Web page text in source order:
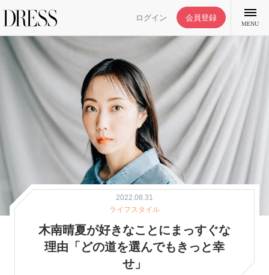
ログイン 会員登録
MENU
特集記事
DRESS部活
ライフスタイル
ファッション
2022.08.31
ライフスタイル
木南晴夏が好きなことにまっすぐな
理由「どの道を選んでもきっと幸
せ」